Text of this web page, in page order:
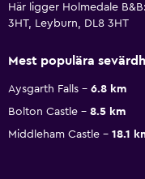
Här ligger Holmedale
3HT, Leyburn, DL8 3HT
Mest populära
Aysgarth Falls
6.8 km
Bolton Castle
8.5 km
Middleham Castle
18.1